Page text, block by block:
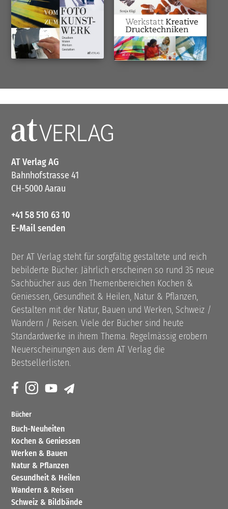
AT Verlag AG
Bahnhofstrasse 41
CH-5000 Aarau
+41 58 510 63 10
E-Mail senden
Der AT Verlag steht für sorgfältig gestaltete und reich
bebilderte Bücher. Jährlich erscheinen so rund 35 neue
Sachbücher aus den Themenbereichen Kochen &
Geniessen, Gesundheit & Heilen, Natur & Pflanzen,
Gestalten mit der Natur, Bauen und Werken, Schweiz /
Wandern / Reisen. Viele der Bücher sind heute
Standardwerke in ihrem Thema. Regelmässig erobern
Neuerscheinungen aus dem AT Verlag die
Bestsellerlisten.
Bücher
Buch-Neuheiten
Kochen & Geniessen
Werken & Bauen
Natur & Pflanzen
Gesundheit & Heilen
Wandern & Reisen
Schweiz & Bildbände